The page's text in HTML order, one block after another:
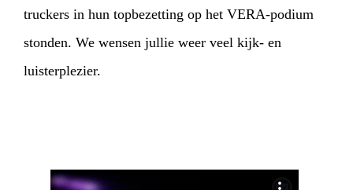
truckers in hun topbezetting op het VERA-podium
stonden. We wensen jullie weer veel kijk- en
luisterplezier.